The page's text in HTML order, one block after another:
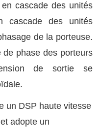
cascade des unités
cascade des unités
de la porteuse.
de phase des porteurs
de sortie se
un DSP haute vitesse
adopte un